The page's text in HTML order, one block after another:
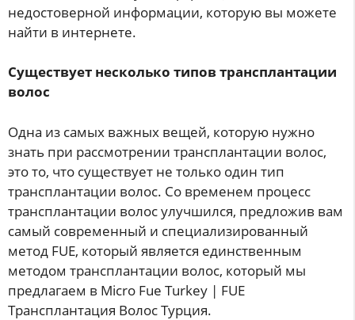
недостоверной информации, которую вы можете
найти в интернете.
Существует несколько типов трансплантации
волос
Одна из самых важных вещей, которую нужно
знать при рассмотрении трансплантации волос,
это то, что существует не только один тип
трансплантации волос. Со временем процесс
трансплантации волос улучшился, предложив вам
самый современный и специализированный
метод FUE, который является единственным
методом трансплантации волос, который мы
предлагаем в Micro Fue Turkey | FUE
Трансплантация Волос Турция.